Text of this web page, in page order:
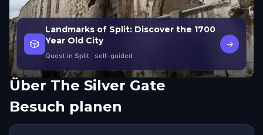
🎲
Landmarks of Split: Discover the 1700
Year Old City
Quest in Split · self-guided
→
Über The Silver Gate
Besuch planen